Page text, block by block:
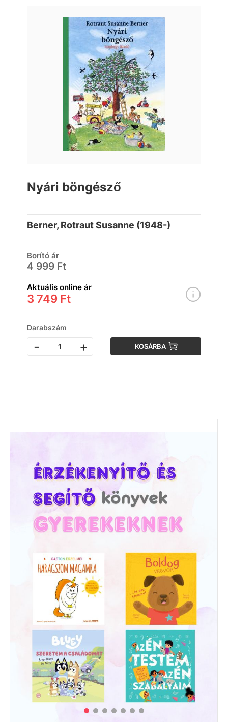
Nyári böngésző
Berner, Rotraut Susanne (1948-)
Borító ár
4 999 Ft
Aktuális online ár
3 749 Ft
Darabszám
- + KOSÁRBA